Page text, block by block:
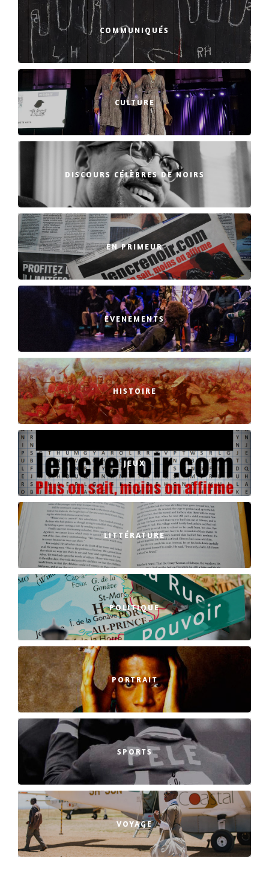
COMMUNIQUÉS
CULTURE
DISCOURS CÉLÈBRES DE NOIRS
EN PRIMEUR
EVENEMENTS
HISTOIRE
JEUX
LITTÉRATURE
POLITIQUE
PORTRAIT
SPORTS
VOYAGE